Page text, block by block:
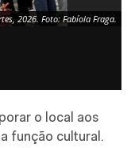
2026. Foto: Fabíola Fraga.
o local aos
função cultural.